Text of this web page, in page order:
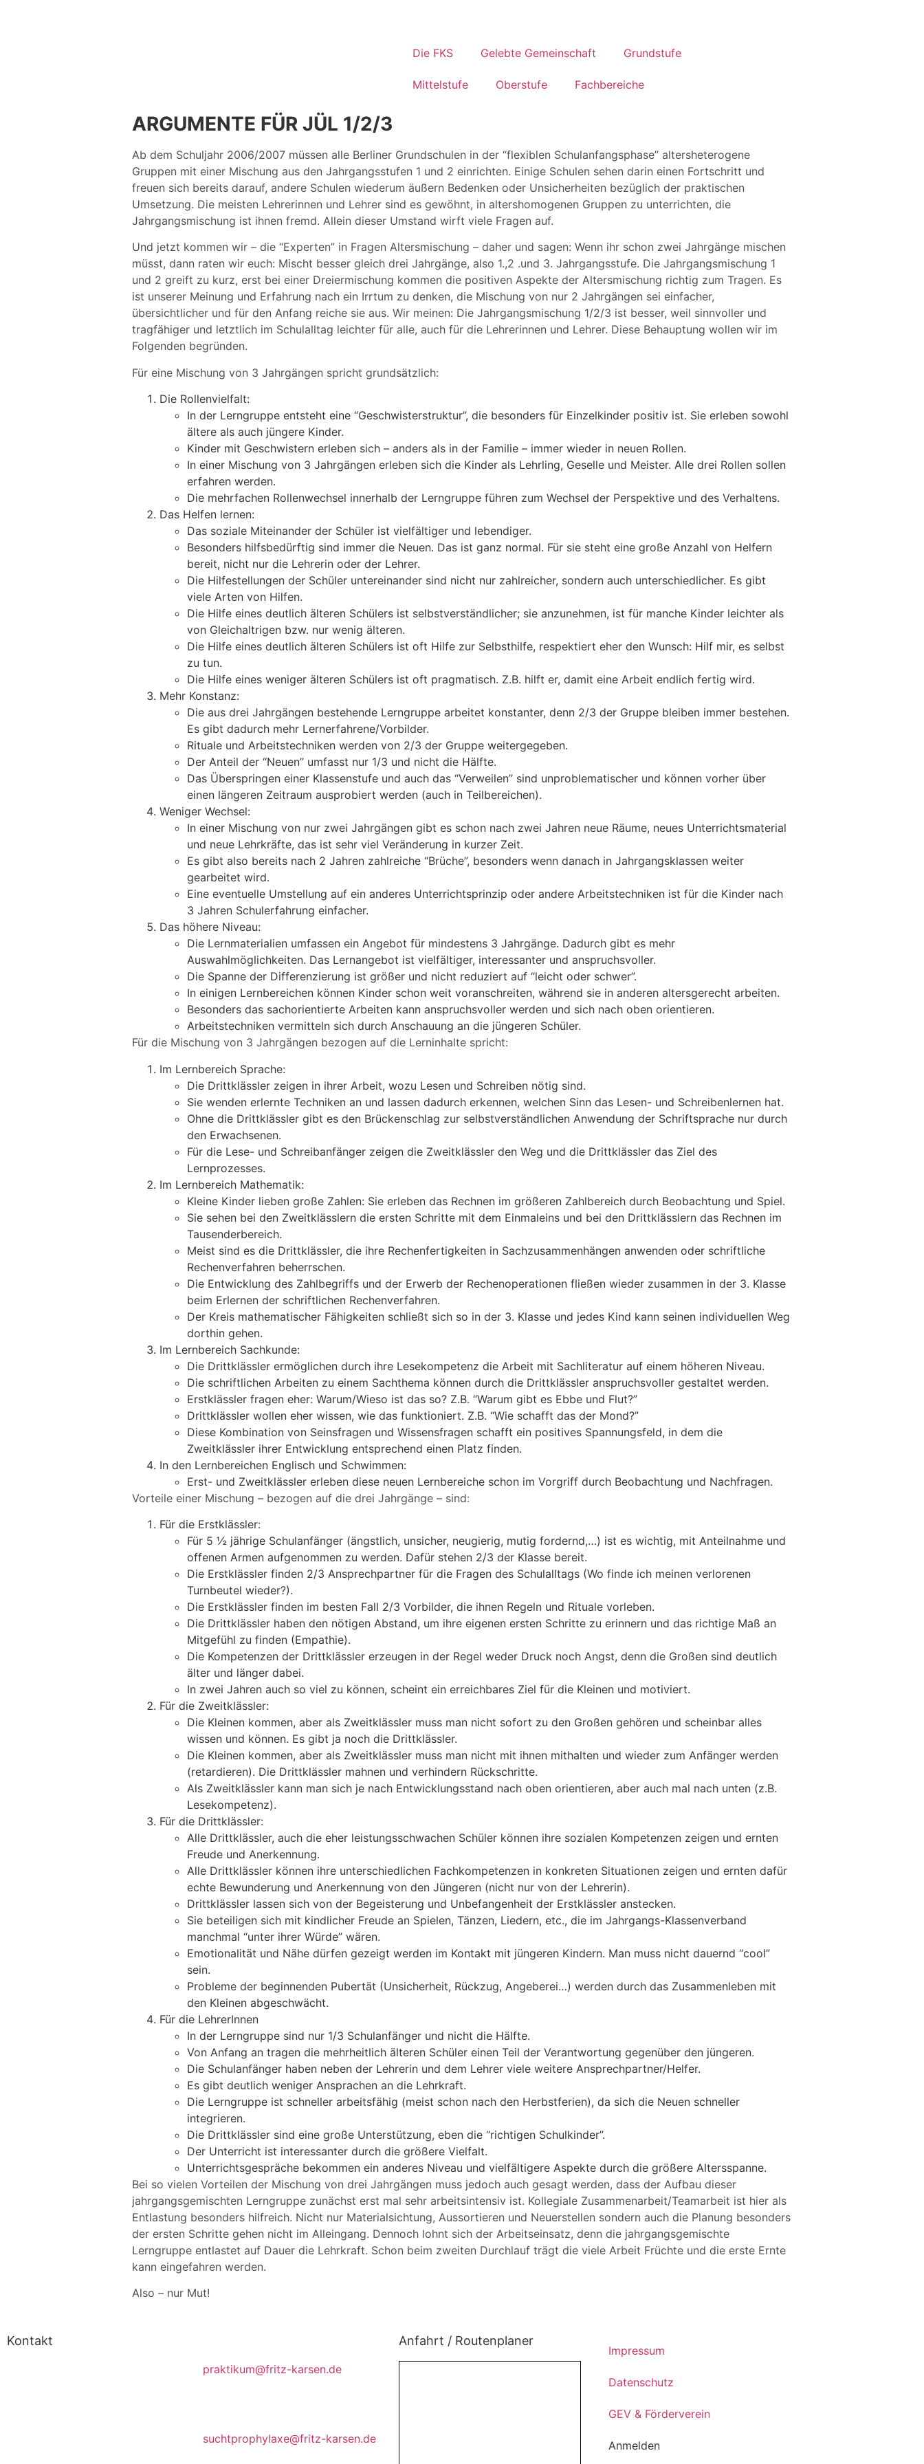
Die FKS Gelebte Gemeinschaft Grundstufe
Mittelstufe Oberstufe Fachbereiche
ARGUMENTE FÜR JÜL 1/2/3
Ab dem Schuljahr 2006/2007 müssen alle Berliner Grundschulen in der “flexiblen Schulanfangsphase” altersheterogene
Gruppen mit einer Mischung aus den Jahrgangsstufen 1 und 2 einrichten. Einige Schulen sehen darin einen Fortschritt und
freuen sich bereits darauf, andere Schulen wiederum äußern Bedenken oder Unsicherheiten bezüglich der praktischen
Umsetzung. Die meisten Lehrerinnen und Lehrer sind es gewöhnt, in altershomogenen Gruppen zu unterrichten, die
Jahrgangsmischung ist ihnen fremd. Allein dieser Umstand wirft viele Fragen auf.
Und jetzt kommen wir – die “Experten” in Fragen Altersmischung – daher und sagen: Wenn ihr schon zwei Jahrgänge mischen
müsst, dann raten wir euch: Mischt besser gleich drei Jahrgänge, also 1.,2 .und 3. Jahrgangsstufe. Die Jahrgangsmischung 1
und 2 greift zu kurz, erst bei einer Dreiermischung kommen die positiven Aspekte der Altersmischung richtig zum Tragen. Es
ist unserer Meinung und Erfahrung nach ein Irrtum zu denken, die Mischung von nur 2 Jahrgängen sei einfacher,
übersichtlicher und für den Anfang reiche sie aus. Wir meinen: Die Jahrgangsmischung 1/2/3 ist besser, weil sinnvoller und
tragfähiger und letztlich im Schulalltag leichter für alle, auch für die Lehrerinnen und Lehrer. Diese Behauptung wollen wir im
Folgenden begründen.
Für eine Mischung von 3 Jahrgängen spricht grundsätzlich:
Die Rollenvielfalt:
In der Lerngruppe entsteht eine “Geschwisterstruktur”, die besonders für Einzelkinder positiv ist. Sie erleben sowohl
ältere als auch jüngere Kinder.
Kinder mit Geschwistern erleben sich – anders als in der Familie – immer wieder in neuen Rollen.
In einer Mischung von 3 Jahrgängen erleben sich die Kinder als Lehrling, Geselle und Meister. Alle drei Rollen sollen
erfahren werden.
Die mehrfachen Rollenwechsel innerhalb der Lerngruppe führen zum Wechsel der Perspektive und des Verhaltens.
Das Helfen lernen:
Das soziale Miteinander der Schüler ist vielfältiger und lebendiger.
Besonders hilfsbedürftig sind immer die Neuen. Das ist ganz normal. Für sie steht eine große Anzahl von Helfern
bereit, nicht nur die Lehrerin oder der Lehrer.
Die Hilfestellungen der Schüler untereinander sind nicht nur zahlreicher, sondern auch unterschiedlicher. Es gibt
viele Arten von Hilfen.
Die Hilfe eines deutlich älteren Schülers ist selbstverständlicher; sie anzunehmen, ist für manche Kinder leichter als
von Gleichaltrigen bzw. nur wenig älteren.
Die Hilfe eines deutlich älteren Schülers ist oft Hilfe zur Selbsthilfe, respektiert eher den Wunsch: Hilf mir, es selbst
zu tun.
Die Hilfe eines weniger älteren Schülers ist oft pragmatisch. Z.B. hilft er, damit eine Arbeit endlich fertig wird.
Mehr Konstanz:
Die aus drei Jahrgängen bestehende Lerngruppe arbeitet konstanter, denn 2/3 der Gruppe bleiben immer bestehen.
Es gibt dadurch mehr Lernerfahrene/Vorbilder.
Rituale und Arbeitstechniken werden von 2/3 der Gruppe weitergegeben.
Der Anteil der “Neuen” umfasst nur 1/3 und nicht die Hälfte.
Das Überspringen einer Klassenstufe und auch das “Verweilen” sind unproblematischer und können vorher über
einen längeren Zeitraum ausprobiert werden (auch in Teilbereichen).
Weniger Wechsel:
In einer Mischung von nur zwei Jahrgängen gibt es schon nach zwei Jahren neue Räume, neues Unterrichtsmaterial
und neue Lehrkräfte, das ist sehr viel Veränderung in kurzer Zeit.
Es gibt also bereits nach 2 Jahren zahlreiche “Brüche”, besonders wenn danach in Jahrgangsklassen weiter
gearbeitet wird.
Eine eventuelle Umstellung auf ein anderes Unterrichtsprinzip oder andere Arbeitstechniken ist für die Kinder nach
3 Jahren Schulerfahrung einfacher.
Das höhere Niveau:
Die Lernmaterialien umfassen ein Angebot für mindestens 3 Jahrgänge. Dadurch gibt es mehr
Auswahlmöglichkeiten. Das Lernangebot ist vielfältiger, interessanter und anspruchsvoller.
Die Spanne der Differenzierung ist größer und nicht reduziert auf “leicht oder schwer”.
In einigen Lernbereichen können Kinder schon weit voranschreiten, während sie in anderen altersgerecht arbeiten.
Besonders das sachorientierte Arbeiten kann anspruchsvoller werden und sich nach oben orientieren.
Arbeitstechniken vermitteln sich durch Anschauung an die jüngeren Schüler.
Für die Mischung von 3 Jahrgängen bezogen auf die Lerninhalte spricht:
Im Lernbereich Sprache:
Die Drittklässler zeigen in ihrer Arbeit, wozu Lesen und Schreiben nötig sind.
Sie wenden erlernte Techniken an und lassen dadurch erkennen, welchen Sinn das Lesen- und Schreibenlernen hat.
Ohne die Drittklässler gibt es den Brückenschlag zur selbstverständlichen Anwendung der Schriftsprache nur durch
den Erwachsenen.
Für die Lese- und Schreibanfänger zeigen die Zweitklässler den Weg und die Drittklässler das Ziel des
Lernprozesses.
Im Lernbereich Mathematik:
Kleine Kinder lieben große Zahlen: Sie erleben das Rechnen im größeren Zahlbereich durch Beobachtung und Spiel.
Sie sehen bei den Zweitklässlern die ersten Schritte mit dem Einmaleins und bei den Drittklässlern das Rechnen im
Tausenderbereich.
Meist sind es die Drittklässler, die ihre Rechenfertigkeiten in Sachzusammenhängen anwenden oder schriftliche
Rechenverfahren beherrschen.
Die Entwicklung des Zahlbegriffs und der Erwerb der Rechenoperationen fließen wieder zusammen in der 3. Klasse
beim Erlernen der schriftlichen Rechenverfahren.
Der Kreis mathematischer Fähigkeiten schließt sich so in der 3. Klasse und jedes Kind kann seinen individuellen Weg
dorthin gehen.
Im Lernbereich Sachkunde:
Die Drittklässler ermöglichen durch ihre Lesekompetenz die Arbeit mit Sachliteratur auf einem höheren Niveau.
Die schriftlichen Arbeiten zu einem Sachthema können durch die Drittklässler anspruchsvoller gestaltet werden.
Erstklässler fragen eher: Warum/Wieso ist das so? Z.B. “Warum gibt es Ebbe und Flut?”
Drittklässler wollen eher wissen, wie das funktioniert. Z.B. “Wie schafft das der Mond?”
Diese Kombination von Seinsfragen und Wissensfragen schafft ein positives Spannungsfeld, in dem die
Zweitklässler ihrer Entwicklung entsprechend einen Platz finden.
In den Lernbereichen Englisch und Schwimmen:
Erst- und Zweitklässler erleben diese neuen Lernbereiche schon im Vorgriff durch Beobachtung und Nachfragen.
Vorteile einer Mischung – bezogen auf die drei Jahrgänge – sind:
Für die Erstklässler:
Für 5 ½ jährige Schulanfänger (ängstlich, unsicher, neugierig, mutig fordernd,…) ist es wichtig, mit Anteilnahme und
offenen Armen aufgenommen zu werden. Dafür stehen 2/3 der Klasse bereit.
Die Erstklässler finden 2/3 Ansprechpartner für die Fragen des Schulalltags (Wo finde ich meinen verlorenen
Turnbeutel wieder?).
Die Erstklässler finden im besten Fall 2/3 Vorbilder, die ihnen Regeln und Rituale vorleben.
Die Drittklässler haben den nötigen Abstand, um ihre eigenen ersten Schritte zu erinnern und das richtige Maß an
Mitgefühl zu finden (Empathie).
Die Kompetenzen der Drittklässler erzeugen in der Regel weder Druck noch Angst, denn die Großen sind deutlich
älter und länger dabei.
In zwei Jahren auch so viel zu können, scheint ein erreichbares Ziel für die Kleinen und motiviert.
Für die Zweitklässler:
Die Kleinen kommen, aber als Zweitklässler muss man nicht sofort zu den Großen gehören und scheinbar alles
wissen und können. Es gibt ja noch die Drittklässler.
Die Kleinen kommen, aber als Zweitklässler muss man nicht mit ihnen mithalten und wieder zum Anfänger werden
(retardieren). Die Drittklässler mahnen und verhindern Rückschritte.
Als Zweitklässler kann man sich je nach Entwicklungsstand nach oben orientieren, aber auch mal nach unten (z.B.
Lesekompetenz).
Für die Drittklässler:
Alle Drittklässler, auch die eher leistungsschwachen Schüler können ihre sozialen Kompetenzen zeigen und ernten
Freude und Anerkennung.
Alle Drittklässler können ihre unterschiedlichen Fachkompetenzen in konkreten Situationen zeigen und ernten dafür
echte Bewunderung und Anerkennung von den Jüngeren (nicht nur von der Lehrerin).
Drittklässler lassen sich von der Begeisterung und Unbefangenheit der Erstklässler anstecken.
Sie beteiligen sich mit kindlicher Freude an Spielen, Tänzen, Liedern, etc., die im Jahrgangs-Klassenverband
manchmal “unter ihrer Würde” wären.
Emotionalität und Nähe dürfen gezeigt werden im Kontakt mit jüngeren Kindern. Man muss nicht dauernd “cool”
sein.
Probleme der beginnenden Pubertät (Unsicherheit, Rückzug, Angeberei…) werden durch das Zusammenleben mit
den Kleinen abgeschwächt.
Für die LehrerInnen
In der Lerngruppe sind nur 1/3 Schulanfänger und nicht die Hälfte.
Von Anfang an tragen die mehrheitlich älteren Schüler einen Teil der Verantwortung gegenüber den jüngeren.
Die Schulanfänger haben neben der Lehrerin und dem Lehrer viele weitere Ansprechpartner/Helfer.
Es gibt deutlich weniger Ansprachen an die Lehrkraft.
Die Lerngruppe ist schneller arbeitsfähig (meist schon nach den Herbstferien), da sich die Neuen schneller
integrieren.
Die Drittklässler sind eine große Unterstützung, eben die “richtigen Schulkinder”.
Der Unterricht ist interessanter durch die größere Vielfalt.
Unterrichtsgespräche bekommen ein anderes Niveau und vielfältigere Aspekte durch die größere Altersspanne.
Bei so vielen Vorteilen der Mischung von drei Jahrgängen muss jedoch auch gesagt werden, dass der Aufbau dieser
jahrgangsgemischten Lerngruppe zunächst erst mal sehr arbeitsintensiv ist. Kollegiale Zusammenarbeit/Teamarbeit ist hier als
Entlastung besonders hilfreich. Nicht nur Materialsichtung, Aussortieren und Neuerstellen sondern auch die Planung besonders
der ersten Schritte gehen nicht im Alleingang. Dennoch lohnt sich der Arbeitseinsatz, denn die jahrgangsgemischte
Lerngruppe entlastet auf Dauer die Lehrkraft. Schon beim zweiten Durchlauf trägt die viele Arbeit Früchte und die erste Ernte
kann eingefahren werden.
Also – nur Mut!
Kontakt
praktikum@fritz-karsen.de
suchtprophylaxe@fritz-karsen.de
Anfahrt / Routenplaner
Impressum
Datenschutz
GEV & Förderverein
Anmelden